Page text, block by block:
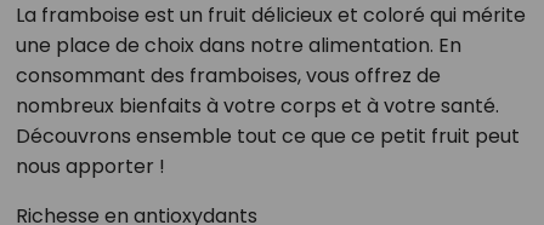
La framboise est un fruit délicieux et coloré qui mérite
une place de choix dans notre alimentation. En
consommant des framboises, vous offrez de
nombreux bienfaits à votre corps et à votre santé.
Découvrons ensemble tout ce que ce petit fruit peut
nous apporter !
Richesse en antioxydants